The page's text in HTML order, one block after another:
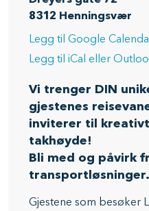
8312 Henningsvær
Legg til Google
Legg til iCal eller
Vi trenger DIN
gjestenes
inviterer til
takhøyde!
Bli med og påvirk
transportløsninger.
Gjestene som besøker